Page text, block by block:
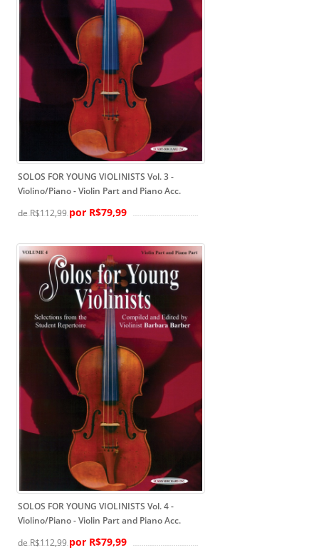
SOLOS FOR YOUNG VIOLINISTS Vol. 3 -
Violino/Piano- Violin Part and Piano Acc.
de R$112,99por R$79,99
SOLOS FOR YOUNG VIOLINISTS Vol. 4 -
Violino/Piano- Violin Part and Piano Acc.
de R$112,99por R$79,99